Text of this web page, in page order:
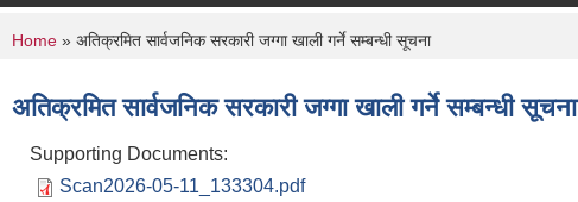
You are here
Home » अतिक्रमित सार्वजनिक सरकारी जग्गा खाली गर्ने सम्बन्धी सूचना
अतिक्रमित सार्वजनिक सरकारी जग्गा खाली गर्ने सम्बन्धी सूचना
Supporting Documents:
Scan2026-05-11_133304.pdf